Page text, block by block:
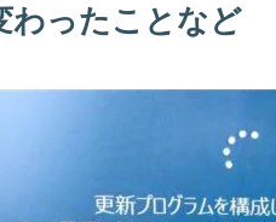
わったことなど